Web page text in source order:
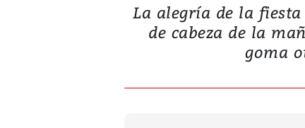
La alegría de la
de cabeza de la
goma